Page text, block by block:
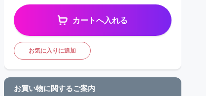
カートへ入れる
お気に入りに追加
お買い物に関するご案内